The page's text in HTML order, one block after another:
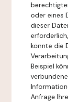
oder eines
dieser
könnte die
Beispiel
Anfrage